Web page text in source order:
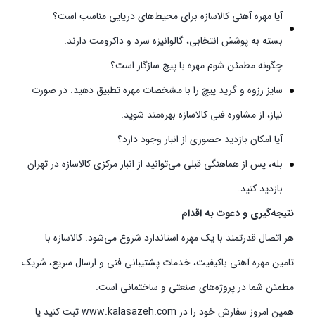
آیا مهره آهنی کالاسازه برای محیط‌های دریایی مناسب است؟
بسته به پوشش انتخابی، گالوانیزه سرد و داکرومت دارند.
چگونه مطمئن شوم مهره با پیچ سازگار است؟
سایز رزوه و گرید پیچ را با مشخصات مهره تطبیق دهید. در صورت
نیاز، از مشاوره فنی کالاسازه بهره‌مند شوید.
آیا امکان بازدید حضوری از انبار وجود دارد؟
بله، پس از هماهنگی قبلی می‌توانید از انبار مرکزی کالاسازه در تهران
بازدید کنید.
نتیجه‌گیری و دعوت به اقدام
هر اتصال قدرتمند با یک مهره استاندارد شروع می‌شود. کالاسازه با
تامین مهره آهنی باکیفیت، خدمات پشتیبانی فنی و ارسال سریع، شریک
مطمئن شما در پروژه‌های صنعتی و ساختمانی است.
همین امروز سفارش خود را در www.kalasazeh.com ثبت کنید یا